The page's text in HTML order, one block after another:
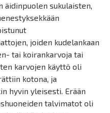
äidinpuolen sukulaisten,
joiden kudelankaan
tai koirankarvoja tai
karvojen käyttö oli
kotona, ja
hyvin yleisesti. Erään
talvimatot oli